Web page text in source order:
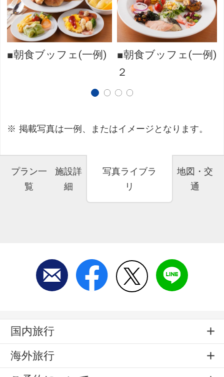
■朝食ブッフェ(一例)
■朝食ブッフェ(一例)
２
掲載写真は一例、またはイメージとなります。
プラン一
覧
施設詳
細
写真ライブラ
リ
地図・交
通
国内旅行
海外旅行